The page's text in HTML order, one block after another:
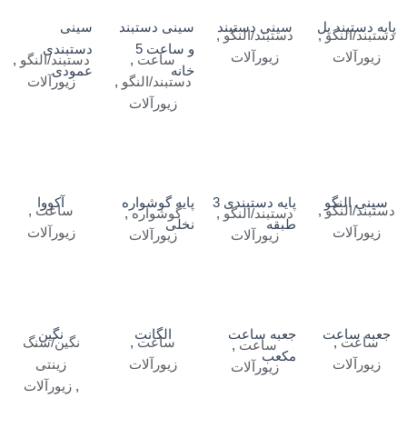
پایه دستبند پل
دستبند/النگو,
زیورآلات
سینی دستبند
دستبند/النگو,
زیورآلات
سینی دستبند
و ساعت 5
خانه
ساعت ,
دستبند/النگو ,
زیورآلات
سینی
دستبندی
عمودی
دستبند/النگو ,
زیورآلات
سینی النگو
دستبند/النگو,
زیورآلات
پایه دستبندی 3
طبقه
دستبند/النگو ,
زیورآلات
پایه گوشواره
نخلی
گوشواره,
زیورآلات
آکووا
ساعت ,
زیورآلات
جعبه ساعت
ساعت,
زیورآلات
جعبه ساعت
مکعب
ساعت ,
زیورآلات
الگانت
ساعت,
زیورآلات
نگین
نگین/سنگ
زینتی
, زیورآلات